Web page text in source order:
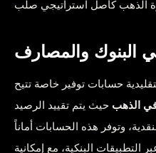
البنوك والمصارف
حسابات توفير خاصة تتيح
في الذهب حيث يتم تقييد الرصيد
وتوفر هذه الحسابات أماناً
التطبيقات البنكية، مع إمكانية